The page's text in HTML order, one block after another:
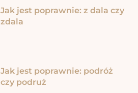
Jak jest poprawnie: z dala czy
zdala
Jak jest poprawnie: podróż
czy podruż